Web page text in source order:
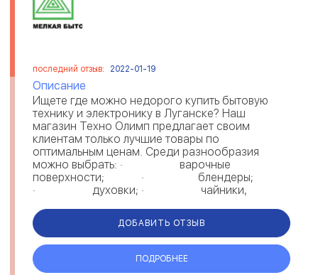
последний отзыв: 2022-01-19
Описание
Ищете где можно недорого купить бытовую
технику и электронику в Луганске? Наш
магазин Техно Олимп предлагает своим
клиентам только лучшие товары по
оптимальным ценам. Среди разнообразия
можно выбрать: · варочные
поверхности; · блендеры;
· духовки; · чайники,
ДОБАВИТЬ ОТЗЫВ
ПОДРОБНЕЕ